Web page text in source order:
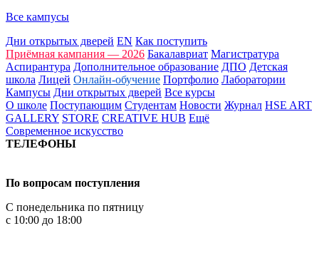
Все кампусы
Дни открытых дверей EN Как поступить
Приёмная кампания — 2026 Бакалавриат Магистратура
Аспирантура Дополнительное образование ДПО Детская
школа Лицей Онлайн-обучение Портфолио Лаборатории
Кампусы Дни открытых дверей Все курсы
О школе Поступающим Студентам Новости Журнал HSE ART
GALLERY STORE CREATIVE HUB Ещё
Современное искусство
ТЕЛЕФОНЫ
По вопросам поступления
С понедельника по пятницу
с 10:00 до 18:00